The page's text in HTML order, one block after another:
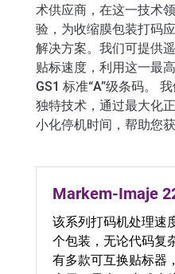
术供应商，在这一技术
验，为收缩膜包装打码
解决方案。我们可提供
贴标速度，利用这一最
GS1 标准“A”级条码。
我
独特技术，通过最大化
小化停机时间，帮助您
Markem-Imaje
该系列打码机处理速
个包装，无论代码复
有多款可互换贴标器